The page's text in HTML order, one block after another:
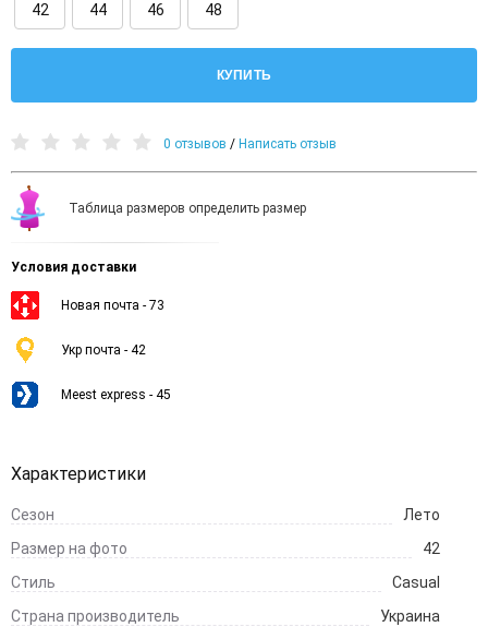
42 44 46 48
КУПИТЬ
0 отзывов / Написать отзыв
Таблица размеров определить размер
Условия доставки
Новая почта - 73
Укр почта - 42
Meest express - 45
Характеристики
Сезон
Лето
Размер на фото
42
Стиль
Casual
Страна производитель
Украина